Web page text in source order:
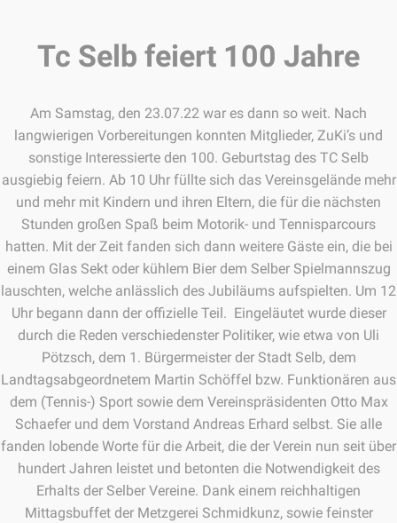
Tc Selb feiert 100 Jahre
Am Samstag, den 23.07.22 war es dann so weit. Nach
langwierigen Vorbereitungen konnten Mitglieder, ZuKi’s und
sonstige Interessierte den 100. Geburtstag des TC Selb
ausgiebig feiern. Ab 10 Uhr füllte sich das Vereinsgelände mehr
und mehr mit Kindern und ihren Eltern, die für die nächsten
Stunden großen Spaß beim Motorik- und Tennisparcours
hatten. Mit der Zeit fanden sich dann weitere Gäste ein, die bei
einem Glas Sekt oder kühlem Bier dem Selber Spielmannszug
lauschten, welche anlässlich des Jubiläums aufspielten. Um 12
Uhr begann dann der offizielle Teil. Eingeläutet wurde dieser
durch die Reden verschiedenster Politiker, wie etwa von Uli
Pötzsch, dem 1. Bürgermeister der Stadt Selb, dem
Landtagsabgeordnetem Martin Schöffel bzw. Funktionären aus
dem (Tennis-) Sport sowie dem Vereinspräsidenten Otto Max
Schaefer und dem Vorstand Andreas Erhard selbst. Sie alle
fanden lobende Worte für die Arbeit, die der Verein nun seit über
hundert Jahren leistet und betonten die Notwendigkeit des
Erhalts der Selber Vereine. Dank einem reichhaltigen
Mittagsbuffet der Metzgerei Schmidkunz, sowie feinster